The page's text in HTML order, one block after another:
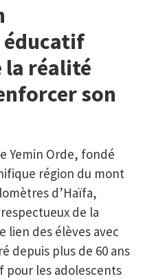
la réalité
son
Yemin Orde, fondé
région du mont
d’Haïfa,
de la
des élèves avec
depuis plus de 60 ans
pour les adolescents